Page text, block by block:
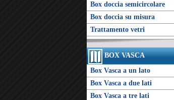
Box doccia semicircolare
Box doccia su misura
Trattamento vetri
BOX VASCA
Box Vasca a un lato
Box Vasca a due lati
Box Vasca a tre lati